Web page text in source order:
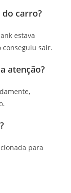
carro?
estava
sair.
atenção?
para